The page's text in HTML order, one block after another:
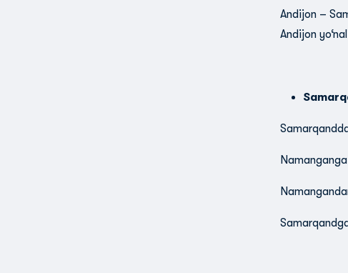
Andijon –
Andijon